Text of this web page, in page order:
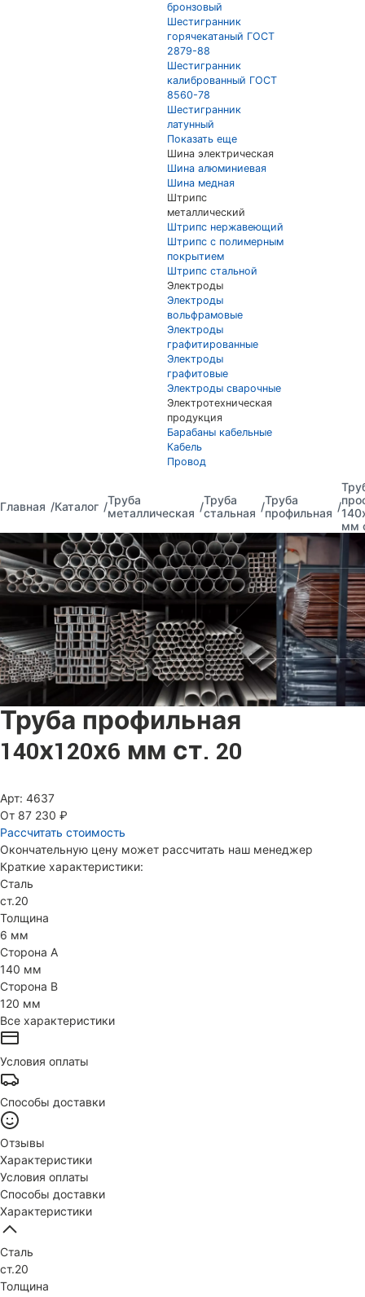
бронзовый
Шестигранник
горячекатаный ГОСТ
2879-88
Шестигранник
калиброванный ГОСТ
8560-78
Шестигранник
латунный
Показать еще
Шина электрическая
Шина алюминиевая
Шина медная
Штрипс
металлический
Штрипс нержавеющий
Штрипс с полимерным
покрытием
Штрипс стальной
Электроды
Электроды
вольфрамовые
Электроды
графитированные
Электроды
графитовые
Электроды сварочные
Электротехническая
продукция
Барабаны кабельные
Кабель
Провод
Главная Каталог
Труба
металлическая
Труба
стальная
Труба
профильная
мм
Труба профильная
140х120х6 мм ст. 20
Арт: 4637
От 87 230 ₽
Рассчитать стоимость
Окончательную цену может рассчитать наш менеджер
Краткие характеристики:
Сталь
ст.20
Толщина
6 мм
Сторона А
140 мм
Сторона В
120 мм
Все характеристики
Условия оплаты
Способы доставки
Отзывы
Характеристики
Условия оплаты
Способы доставки
Характеристики
Сталь
ст.20
Толщина